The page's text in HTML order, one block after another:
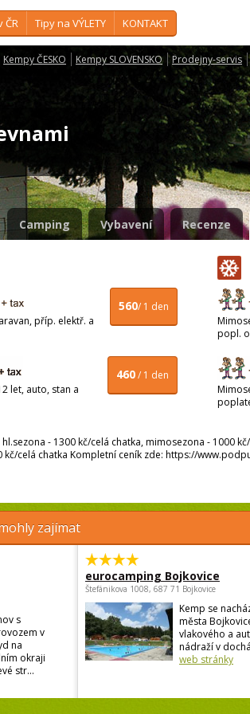
ČR Tipy na VÝLETY KONTAKT
Kempy ČESKO Kempy SLOVENSKO Prodejny-servis
Camping Vybavení Recenze
560/ 1 den
příp. elektř. a
460/ 1 den
let, auto, stan a
popl.
- 1300 kč/celá chatka, mimosezona - 1000
celá chatka Kompletní ceník zde: https://
zajímat
s
v
na
okraji
str...
eurocamping Bojkovice
Štefánikova 1008, 687 71 Bojkovice
Kemp se
města
vlakového a
nádraží v
web stránky